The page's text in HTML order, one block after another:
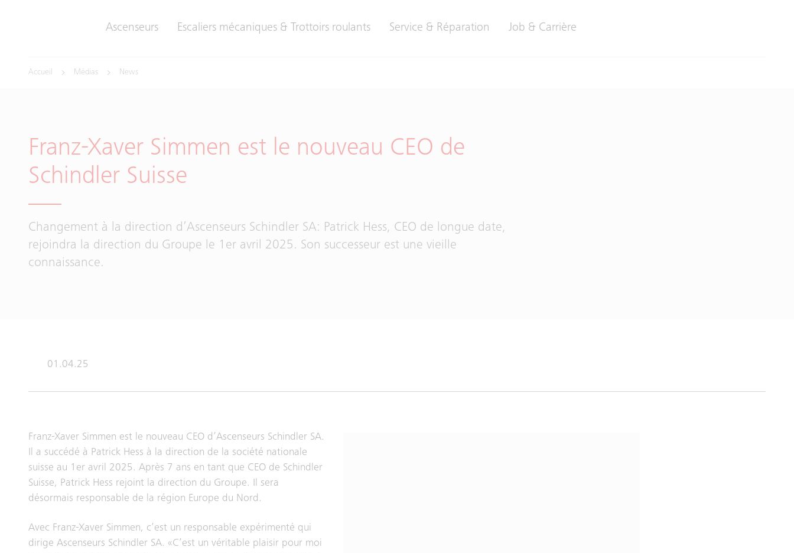
Ascenseurs Escaliers mécaniques & Trottoirs roulants Service & Réparation Job & Carrière
Accueil Médias News
Franz-Xaver Simmen est le nouveau CEO de
Schindler Suisse
Changement à la direction d’Ascenseurs Schindler SA: Patrick Hess, CEO de longue date,
rejoindra la direction du Groupe le 1er avril 2025. Son successeur est une vieille
connaissance.
01.04.25
Franz-Xaver Simmen est le nouveau CEO d’Ascenseurs Schindler SA.
Il a succédé à Patrick Hess à la direction de la société nationale
suisse au 1er avril 2025. Après 7 ans en tant que CEO de Schindler
Suisse, Patrick Hess rejoint la direction du Groupe. Il sera
désormais responsable de la région Europe du Nord.
Avec Franz-Xaver Simmen, c’est un responsable expérimenté qui
dirige Ascenseurs Schindler SA. «C’est un véritable plaisir pour moi